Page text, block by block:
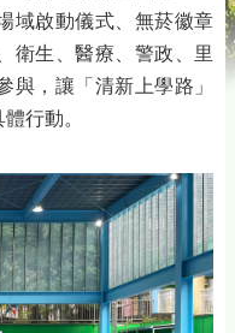
域啟動儀式、無菸徽章
衛生、醫療、警政、里
與，讓「清新上學路」
行動。